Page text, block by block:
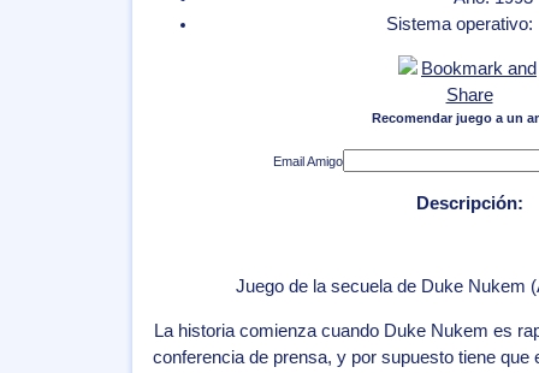
Sistema
Recomendar juego a un
Email Amigo
Descripción:
Juego de la secuela de Duke Nukem
La historia comienza cuando Duke Nukem es
conferencia de prensa, y por supuesto tiene que